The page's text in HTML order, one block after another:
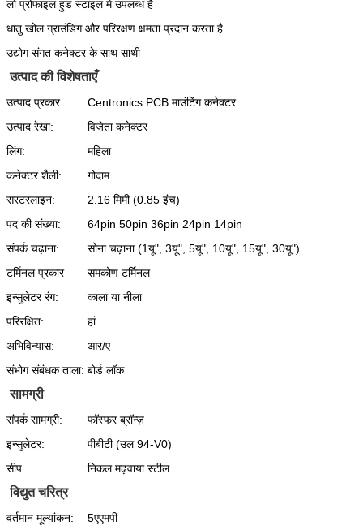
लो प्रोफाइल हुड स्टाइल में उपलब्ध है
धातु खोल ग्राउंडिंग और परिरक्षण क्षमता प्रदान करता है
उद्योग संगत कनेक्टर के साथ साथी
उत्पाद की विशेषताएँ
उत्पाद प्रकार:
Centronics PCB माउंटिंग कनेक्टर
उत्पाद रेखा:
विजेता कनेक्टर
लिंग:
महिला
कनेक्टर शैली:
गोदाम
सरटरलाइन:
2.16 मिमी (0.85 इंच)
पद की संख्या:
64pin 50pin 36pin 24pin 14pin
संपर्क चढ़ाना:
सोना चढ़ाना (1यू", 3यू", 5यू", 10यू", 15यू", 30यू")
टर्मिनल प्रकार
समकोण टर्मिनल
इन्सुलेटर रंग:
काला या नीला
परिरक्षित:
हां
अभिविन्यास:
आर/ए
संभोग संबंधक ताला: बोर्ड लॉक
सामग्री
संपर्क सामग्री:
फॉस्फर ब्रॉन्ज़
इन्सुलेटर:
पीबीटी (उल 94-V0)
सीप
निकल मढ़वाया स्टील
विद्युत चरित्र
वर्तमान मूल्यांकन:
5एएमपी